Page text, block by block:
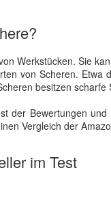
Werkstücken. Sie
von Scheren.
besitzen
der Bewertungen
Vergleich der
im Test